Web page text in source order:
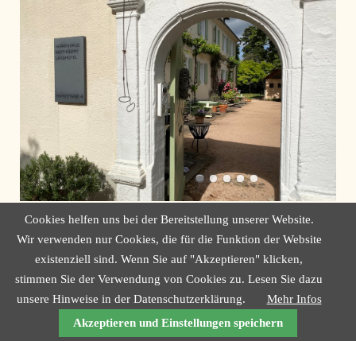
NAVIGATION
ÜBERSPRINGEN
KONTAKT IMPRESSUM AGB DATENSCHUTZ
© HERRENHAUS BARTHÉLEMY |BERGSTRASSE 4 | 76835 G
LEISWEILER
Cookies helfen uns bei der Bereitstellung unserer Website.
Wir verwenden nur Cookies, die für die Funktion der Website
existenziell sind. Wenn Sie auf "Akzeptieren" klicken,
stimmen Sie der Verwendung von Cookies zu. Lesen Sie dazu
unsere Hinweise in der Datenschutzerklärung.
Mehr Infos
Akzeptieren und Einstellungen speichern